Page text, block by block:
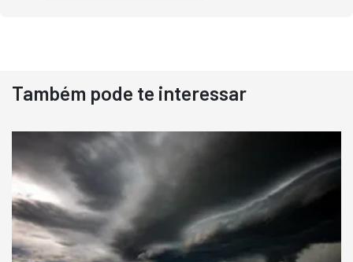
Destaque
Usado
Pá Carregadeira Cat 966
Ano 1987
Londrina
R$ 145.000
Também pode te interessar